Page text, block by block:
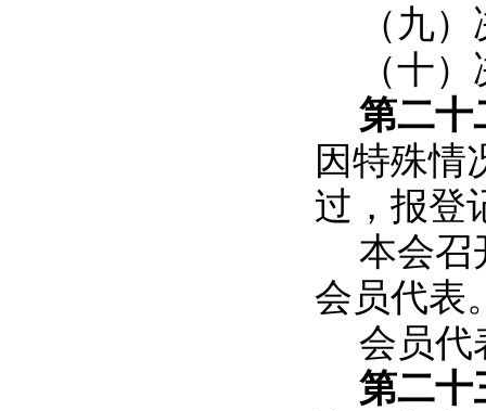
（九
（十
第二十
因特殊情
过，报登
本会召
会员代表
会员代
第二十